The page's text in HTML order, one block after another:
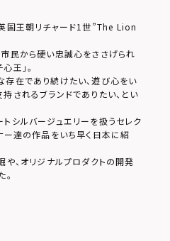
国王朝リチャード1世”The Lion
民から硬い忠誠心をささげられ
王」。
在であり続けたい、遊び心をい
されるブランドでありたい、とい
シルバージュエリーを扱うセレク
ー達の作品をいち早く日本に紹
や、オリジナルプロダクトの開発